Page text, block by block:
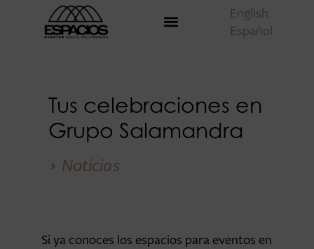
English
Español
Tus celebraciones en
Grupo Salamandra
Noticias
Si ya conoces los espacios para eventos en